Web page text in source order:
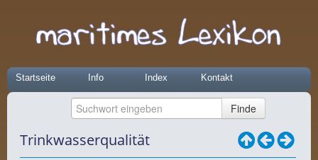
Startseite Info Index Kontakt
Trinkwasserqualität